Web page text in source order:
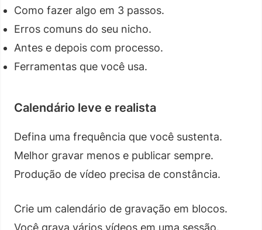
Como fazer algo em 3 passos.
Erros comuns do seu nicho.
Antes e depois com processo.
Ferramentas que você usa.
Calendário leve e realista
Defina uma frequência que você sustenta.
Melhor gravar menos e publicar sempre.
Produção de vídeo precisa de constância.
Crie um calendário de gravação em blocos.
Você grava vários vídeos em uma sessão.